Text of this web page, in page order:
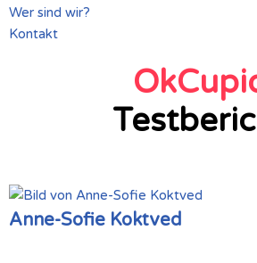
Wer sind wir?
Kontakt
Anne-Sofie Koktved